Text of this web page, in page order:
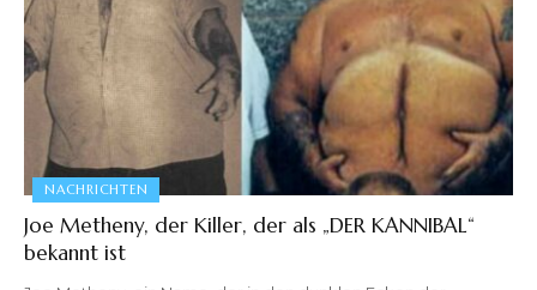
NACHRICHTEN
Joe Metheny, der Killer, der als „DER KANNIBAL“
bekannt ist